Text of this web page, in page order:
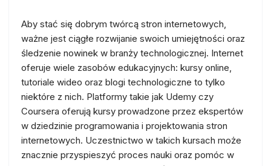
Aby stać się dobrym twórcą stron internetowych,
ważne jest ciągłe rozwijanie swoich umiejętności oraz
śledzenie nowinek w branży technologicznej. Internet
oferuje wiele zasobów edukacyjnych: kursy online,
tutoriale wideo oraz blogi technologiczne to tylko
niektóre z nich. Platformy takie jak Udemy czy
Coursera oferują kursy prowadzone przez ekspertów
w dziedzinie programowania i projektowania stron
internetowych. Uczestnictwo w takich kursach może
znacznie przyspieszyć proces nauki oraz pomóc w